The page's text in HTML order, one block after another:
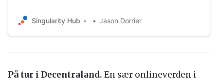
Singularity Hub
Jason Dorrier
På tur i Decentraland. En sær onlineverden i